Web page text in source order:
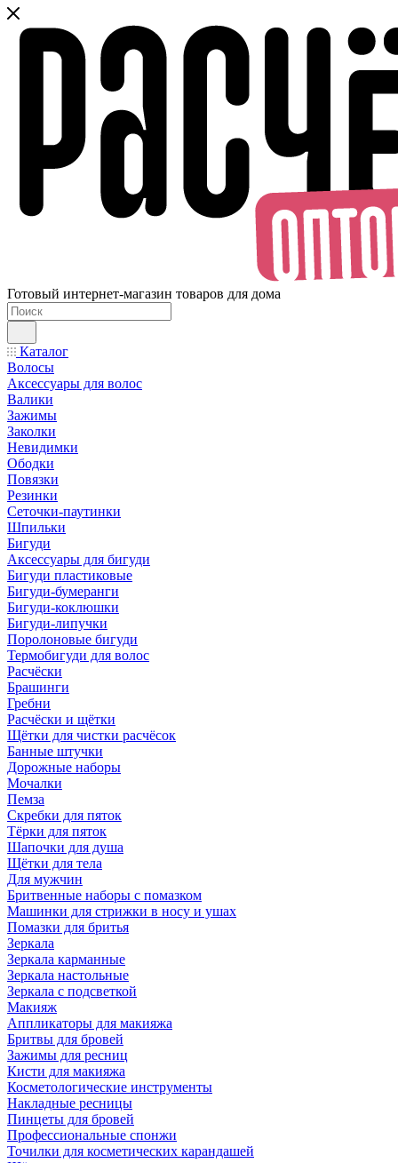
Готовый интернет-магазин товаров для дома
Каталог
Волосы
Аксессуары для волос
Валики
Зажимы
Заколки
Невидимки
Ободки
Повязки
Резинки
Сеточки-паутинки
Шпильки
Бигуди
Аксессуары для бигуди
Бигуди пластиковые
Бигуди-бумеранги
Бигуди-коклюшки
Бигуди-липучки
Поролоновые бигуди
Термобигуди для волос
Расчёски
Брашинги
Гребни
Расчёски и щётки
Щётки для чистки расчёсок
Банные штучки
Дорожные наборы
Мочалки
Пемза
Скребки для пяток
Тёрки для пяток
Шапочки для душа
Щётки для тела
Для мужчин
Бритвенные наборы с помазком
Машинки для стрижки в носу и ушах
Помазки для бритья
Зеркала
Зеркала карманные
Зеркала настольные
Зеркала с подсветкой
Макияж
Аппликаторы для макияжа
Бритвы для бровей
Зажимы для ресниц
Кисти для макияжа
Косметологические инструменты
Накладные ресницы
Пинцеты для бровей
Профессиональные спонжи
Точилки для косметических карандашей